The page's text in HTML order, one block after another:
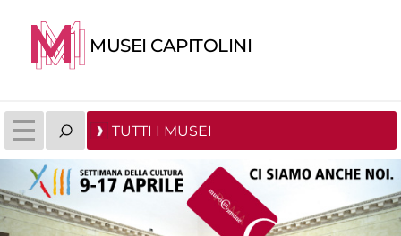
MUSEI CAPITOLINI
TUTTI I MUSEI